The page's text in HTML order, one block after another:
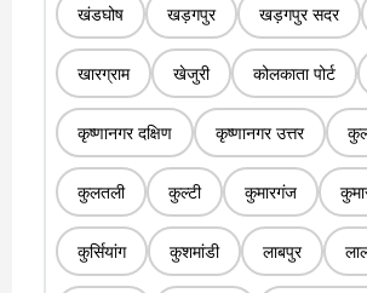
खंडघोष खड़गपुर खड़गपुर सदर
खारग्राम खेजुरी कोलकाता पोर्ट
कृष्णानगर दक्षिण कृष्णानगर उत्तर
कुलतली कुल्टी कुमारगंज
कुर्सियांग कुशमांडी लाबपुर